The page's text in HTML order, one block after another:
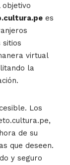
es
sitios
virtual
la
Los
de su
que deseen.
y seguro